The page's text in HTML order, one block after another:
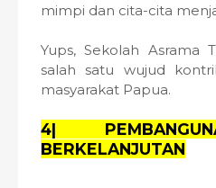
mimpi dan cita-cita
Yups, Sekolah Asrama
salah satu wujud
masyarakat Papua.
4|
BERKELANJUTAN